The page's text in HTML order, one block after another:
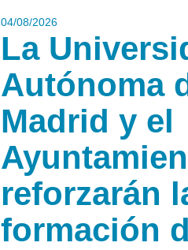
04/08/2026
La
Autónoma
Madrid y el
reforzarán
formación